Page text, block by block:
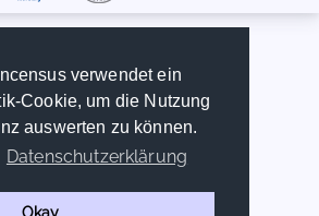
verwendet ein
Cookie, um die Nutzung
auswerten zu können.
Datenschutzerklärung